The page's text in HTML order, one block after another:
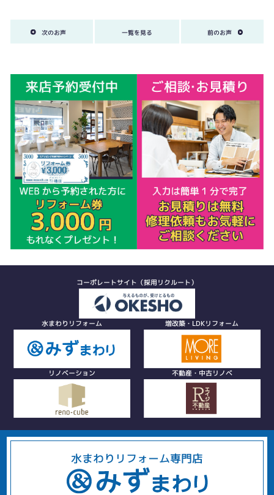
次のお声 一覧を見る 前のお声
コーポレートサイト（採用リクルート）
水まわりリフォーム 増改築・LDKリフォーム
リノベーション 不動産・中古リノベ
水まわりリフォーム専門店